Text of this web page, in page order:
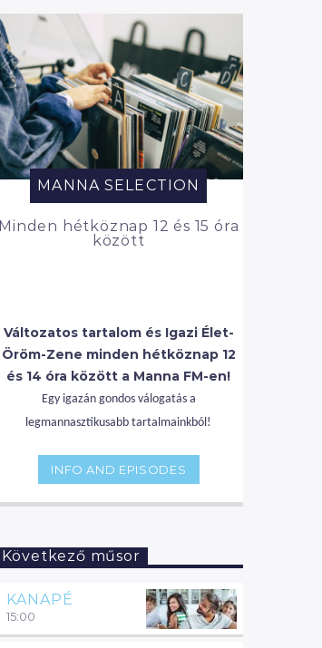
MANNA SELECTION
Minden hétköznap 12 és 15 óra
között
Változatos tartalom és Igazi Élet-
Öröm-Zene minden hétköznap 12
és 14 óra között a Manna FM-en!
Egy igazán gondos válogatás a
legmannasztikusabb tartalmainkból!
INFO AND EPISODES
Következő műsor
KANAPÉ
15:00